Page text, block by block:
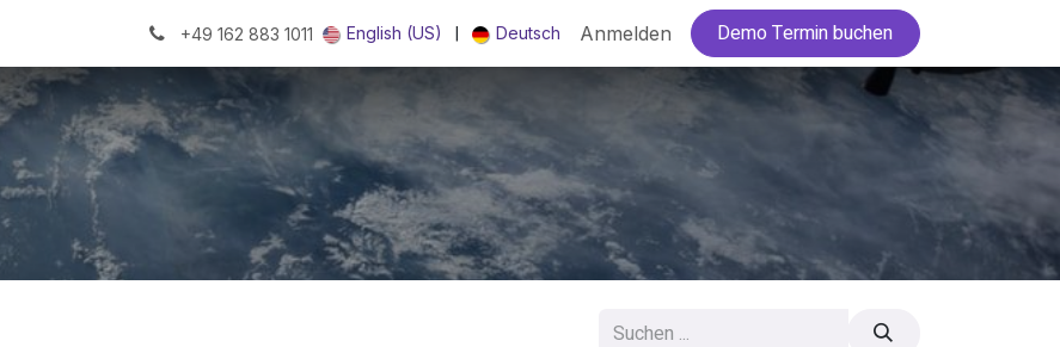
+49 162 883 1011 English (US) | Deutsch Anmelden Demo Termin buchen